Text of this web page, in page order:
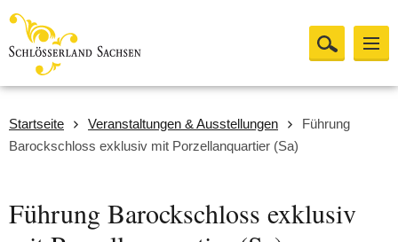
Startseite Veranstaltungen & Ausstellungen
Führung
Barockschloss exklusiv mit Porzellanquartier (Sa)
Führung Barockschloss exklusiv